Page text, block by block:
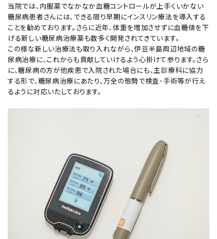
当院では、内服薬でなかなか血糖コントロールが上手くいかない
糖尿病患者さんには、できる限り早期にインスリン療法を導入する
ことを勧めております。さらに近年、体重を増加させずに血糖値を下
げる新しい糖尿病治療薬も数多く開発されてきています。
この様な新しい治療法も取り入れながら、伊豆半島周辺地域の糖
尿病治療に、これからも貢献していけるよう心掛けて参ります。さら
に、糖尿病の方が他疾患で入院された場合にも、主診療科に協力
する形で、糖尿病治療にあたり、万全の態勢で検査･手術等が行え
るように対応いたしております。